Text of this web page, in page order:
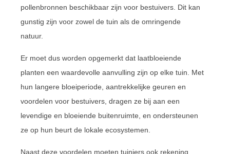
pollenbronnen beschikbaar zijn voor bestuivers. Dit kan
gunstig zijn voor zowel de tuin als de omringende
natuur.
Er moet dus worden opgemerkt dat laatbloeiende
planten een waardevolle aanvulling zijn op elke tuin. Met
hun langere bloeiperiode, aantrekkelijke geuren en
voordelen voor bestuivers, dragen ze bij aan een
levendige en bloeiende buitenruimte, en ondersteunen
ze op hun beurt de lokale ecosystemen.
Naast deze voordelen moeten tuiniers ook rekening